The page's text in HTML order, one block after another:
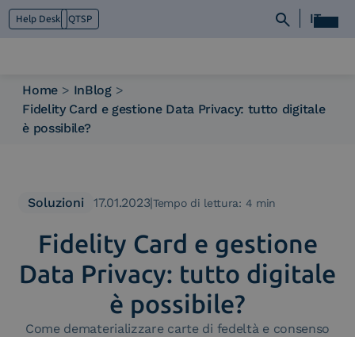
Help Desk QTSP IT
Chi siamo
Cosa facciamo
News e Media
Home > InBlog >
Fidelity Card e gestione Data Privacy: tutto digitale
è possibile?
Soluzioni 17.01.2023|Tempo di lettura: 4 min
Fidelity Card e gestione
Data Privacy: tutto digitale
è possibile?
Come dematerializzare carte di fedeltà e consenso